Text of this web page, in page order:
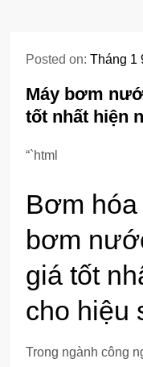
Posted on: Tháng 1
Máy bơm
tốt nhất hiện
“`html
Bơm
bơm
giá tốt
cho hiệu
Trong ngành công